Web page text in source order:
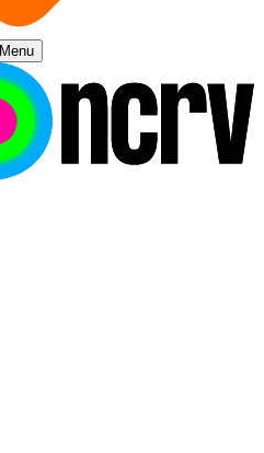
Menu